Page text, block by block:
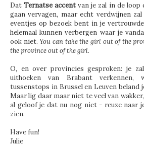
DatTernatse accent van je zal in de
gaan vervagen, maar echt verdwijnen
eventjes op bezoek bent in je
helemaal kunnen verbergen waar je
ook niet.You can take the girl out of the
the province out of the girl.
O, en over provincies gesproken: je
uithoeken van Brabant
tussenstops in Brussel en Leuven beland
Maar lig daar maar niet te veel van
al geloof je dat nu nog niet - reuze naar
zien.
Have fun!
Julie